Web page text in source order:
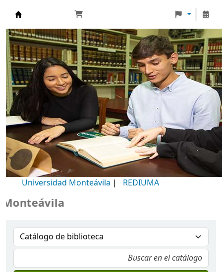
Biblioteca Universidad Monteávila
Universidad Monteávila | REDIUMA